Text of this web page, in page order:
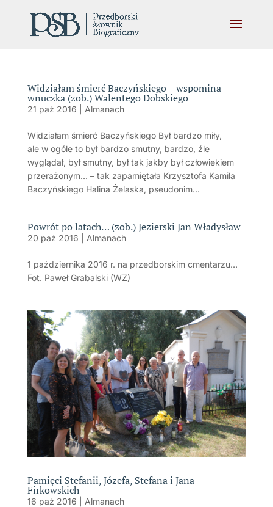
Widziałam śmierć Baczyńskiego – wspomina
wnuczka (zob.) Walentego Dobskiego
21 paź 2016 Almanach
Widziałam śmierć Baczyńskiego Był bardzo miły,
ale w ogóle to był bardzo smutny, bardzo, źle
wyglądał, był smutny, był tak jakby był człowiekiem
przerażonym… – tak zapamiętała Krzysztofa Kamila
Baczyńskiego Halina Żelaska, pseudonim...
Powrót po latach… (zob.) Jezierski Jan Władysław
20 paź 2016 Almanach
1 pażdziernika 2016 r. na przedborskim cmentarzu…
Fot. Paweł Grabalski (WZ)
Pamięci Stefanii, Józefa, Stefana i Jana
Firkowskich
16 paź 2016 Almanach